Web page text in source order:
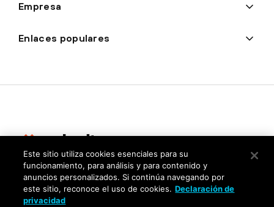
Empresa
Enlaces populares
Privacidad
Centro de confianza
Este sitio utiliza cookies esenciales para su
funcionamiento, para análisis y para contenido y
anuncios personalizados. Si continúa navegando por
este sitio, reconoce el uso de cookies. Declaración de
privacidad